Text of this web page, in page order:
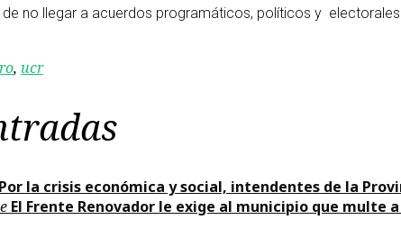
no llegar a acuerdos programáticos, políticos y
, ucr
Por la crisis económica y social, intendentes de la
El Frente Renovador le exige al municipio que multe